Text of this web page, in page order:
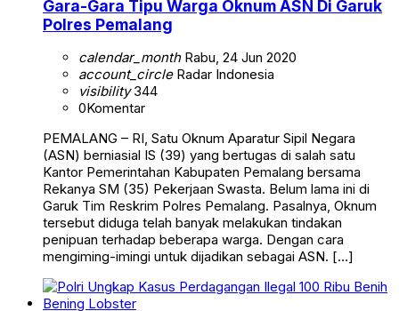
Gara-Gara Tipu Warga Oknum ASN Di Garuk
Polres Pemalang
calendar_monthRabu, 24 Jun 2020
account_circleRadar Indonesia
visibility344
0Komentar
PEMALANG – RI, Satu Oknum Aparatur Sipil Negara
(ASN) berniasial IS (39) yang bertugas di salah satu
Kantor Pemerintahan Kabupaten Pemalang bersama
Rekanya SM (35) Pekerjaan Swasta. Belum lama ini di
Garuk Tim Reskrim Polres Pemalang. Pasalnya, Oknum
tersebut diduga telah banyak melakukan tindakan
penipuan terhadap beberapa warga. Dengan cara
mengiming-imingi untuk dijadikan sebagai ASN. […]